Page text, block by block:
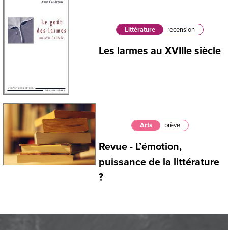
Littérature recension
Les larmes au XVIIIe siècle
Arts brève
Revue - L’émotion,
puissance de la littérature
?